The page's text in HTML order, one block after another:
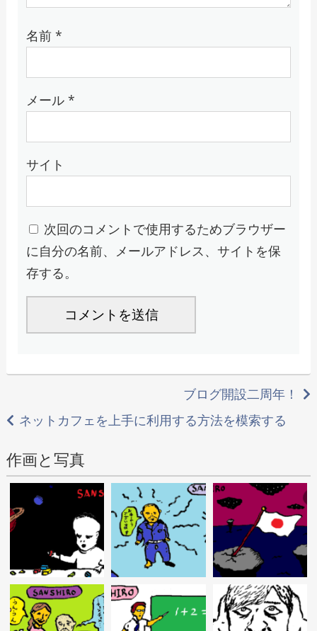
名前 *
メール *
サイト
次回のコメントで使用するためブラウザー
に自分の名前、メールアドレス、サイトを保
存する。
稿
ナ
ビ
ゲ
ー
シ
ョ
ン
ブログ開設二周年！
ネットカフェを上手に利用する方法を模索する
作画と写真